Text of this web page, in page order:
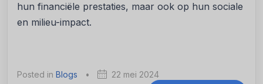
hun financiële prestaties, maar ook op hun sociale
en milieu-impact.
Posted in Blogs • 22 mei 2024